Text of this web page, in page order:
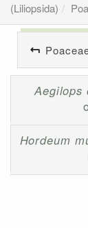
(Liliopsida)
Aegilops
Hordeum